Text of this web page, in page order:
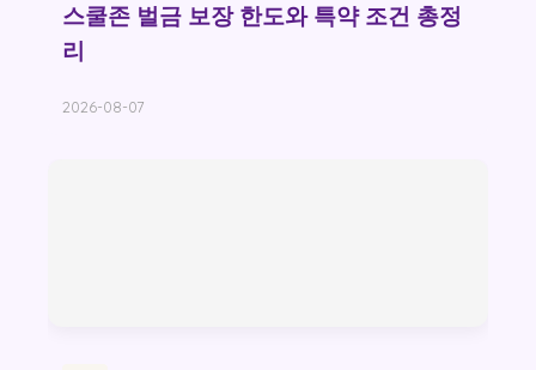
스쿨존 벌금 보장 한도와 특약 조건 총정
리
2026-08-07